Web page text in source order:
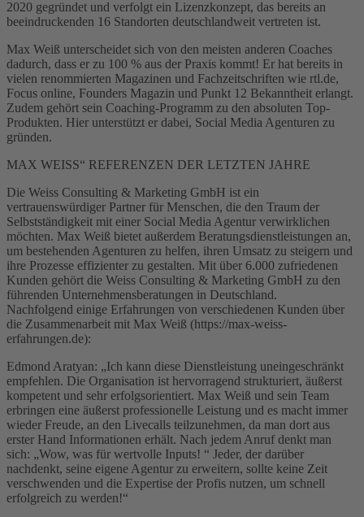
2020 gegründet und verfolgt ein Lizenzkonzept, das bereits an
beeindruckenden 16 Standorten deutschlandweit vertreten ist.
Max Weiß unterscheidet sich von den meisten anderen Coaches
dadurch, dass er zu 100 % aus der Praxis kommt! Er hat bereits in
vielen renommierten Magazinen und Fachzeitschriften wie rtl.de,
Focus online, Founders Magazin und Punkt 12 Bekanntheit erlangt.
Zudem gehört sein Coaching-Programm zu den absoluten Top-
Produkten. Hier unterstützt er dabei, Social Media Agenturen zu
gründen.
MAX WEISS“ REFERENZEN DER LETZTEN JAHRE
Die Weiss Consulting & Marketing GmbH ist ein
vertrauenswürdiger Partner für Menschen, die den Traum der
Selbstständigkeit mit einer Social Media Agentur verwirklichen
möchten. Max Weiß bietet außerdem Beratungsdienstleistungen an,
um bestehenden Agenturen zu helfen, ihren Umsatz zu steigern und
ihre Prozesse effizienter zu gestalten. Mit über 6.000 zufriedenen
Kunden gehört die Weiss Consulting & Marketing GmbH zu den
führenden Unternehmensberatungen in Deutschland.
Nachfolgend einige Erfahrungen von verschiedenen Kunden über
die Zusammenarbeit mit Max Weiß (https://max-weiss-
erfahrungen.de):
Edmond Aratyan: „Ich kann diese Dienstleistung uneingeschränkt
empfehlen. Die Organisation ist hervorragend strukturiert, äußerst
kompetent und sehr erfolgsorientiert. Max Weiß und sein Team
erbringen eine äußerst professionelle Leistung und es macht immer
wieder Freude, an den Livecalls teilzunehmen, da man dort aus
erster Hand Informationen erhält. Nach jedem Anruf denkt man
sich: „Wow, was für wertvolle Inputs! “ Jeder, der darüber
nachdenkt, seine eigene Agentur zu erweitern, sollte keine Zeit
verschwenden und die Expertise der Profis nutzen, um schnell
erfolgreich zu werden!“